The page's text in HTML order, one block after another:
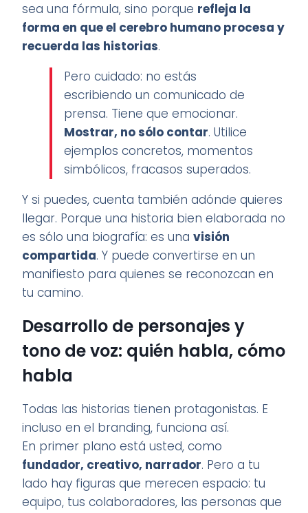
sea una fórmula, sino porque refleja la
forma en que el cerebro humano procesa y
recuerda las historias.
Pero cuidado: no estás
escribiendo un comunicado de
prensa. Tiene que emocionar.
Mostrar, no sólo contar. Utilice
ejemplos concretos, momentos
simbólicos, fracasos superados.
Y si puedes, cuenta también adónde quieres
llegar. Porque una historia bien elaborada no
es sólo una biografía: es unavisión
compartida. Y puede convertirse en un
manifiesto para quienes se reconozcan en
tu camino.
Desarrollo de personajes y
tono de voz: quién habla, cómo
habla
Todas las historias tienen protagonistas. E
incluso en el branding, funciona así.
En primer plano está usted, como
fundador, creativo, narrador. Pero a tu
lado hay figuras que merecen espacio: tu
equipo, tus colaboradores, las personas que